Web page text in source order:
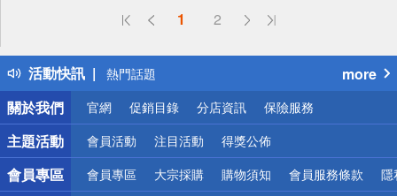
1 2
活動快訊
偏遠地區配送
得獎公告
熱門話題
銀行優惠
偏遠地區配送
詐騙網頁！請小心！
more
關於我們
官網 促銷目錄 分店資訊 保險服務
主題活動 會員活動 注目活動 得獎公佈
會員專區 會員專區 大宗採購 購物須知 會員服務條款 隱